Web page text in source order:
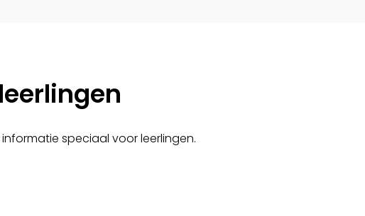
speciaal voor leerlingen.